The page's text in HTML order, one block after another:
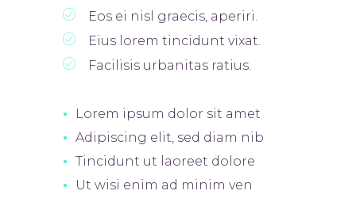
Eos ei nisl graecis, aperiri.
Eius lorem tincidunt vixat.
Facilisis urbanitas ratius.
Lorem ipsum dolor sit amet
Adipiscing elit, sed diam nib
Tincidunt ut laoreet dolore
Ut wisi enim ad minim ven